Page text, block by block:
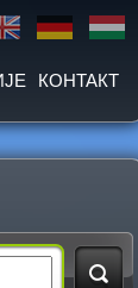
КОНТАКТ